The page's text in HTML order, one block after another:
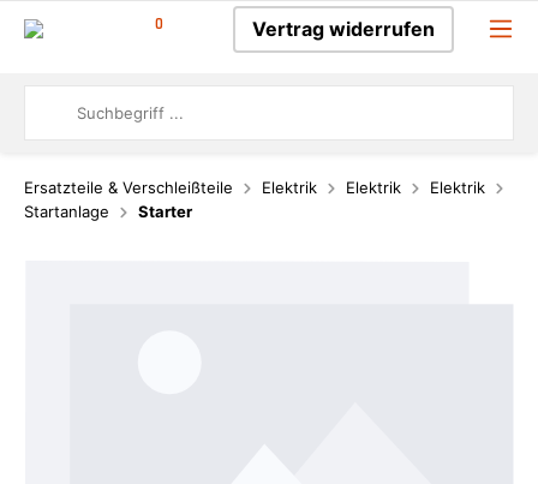
0 Vertrag widerrufen
Ersatzteile & Verschleißteile Elektrik Elektrik
Elektrik
Startanlage
Starter